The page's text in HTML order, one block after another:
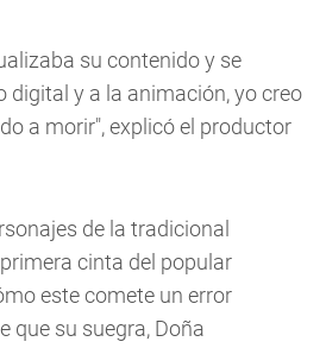
su contenido y se
y a la animación, yo creo
a morir", explicó el productor
de la tradicional
cinta del popular
este comete un error
que su suegra, Doña